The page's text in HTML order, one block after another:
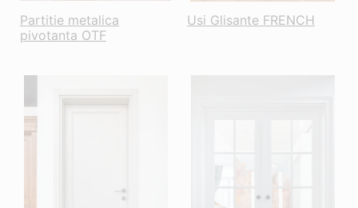
Partitie metalica
pivotanta OTF
Usi Glisante FRENCH